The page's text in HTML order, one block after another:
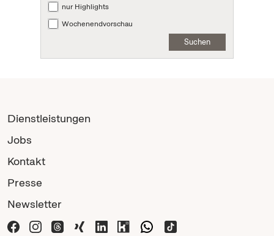
nur Highlights
Wochenendvorschau
Suchen
Dienstleistungen
Jobs
Kontakt
Presse
Newsletter